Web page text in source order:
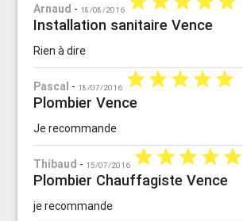
Arnaud - 18/08/2016
Installation sanitaire Vence
Rien à dire
Pascal - 18/07/2016 starstarstarstarstar
Plombier Vence
Je recommande
Thibaud - 15/07/2016 starstarstarstarstar
Plombier Chauffagiste Vence
je recommande